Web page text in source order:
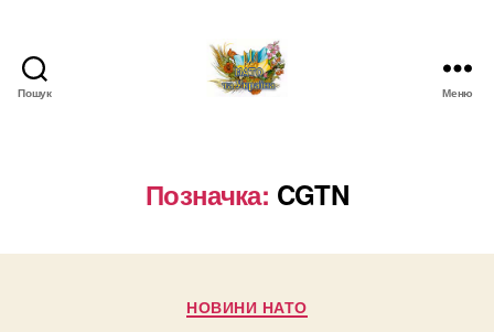
Пошук
Новини
про
в
Меню
Позначка: CGTN
Категорії
НОВИНИ НАТО